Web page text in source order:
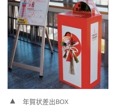
年賀状差出BOX